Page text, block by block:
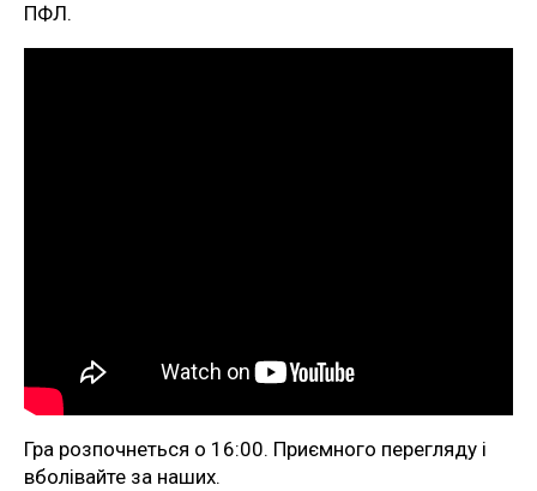
ПФЛ.
Гра розпочнеться о 16:00. Приємного перегляду і
вболівайте за наших.